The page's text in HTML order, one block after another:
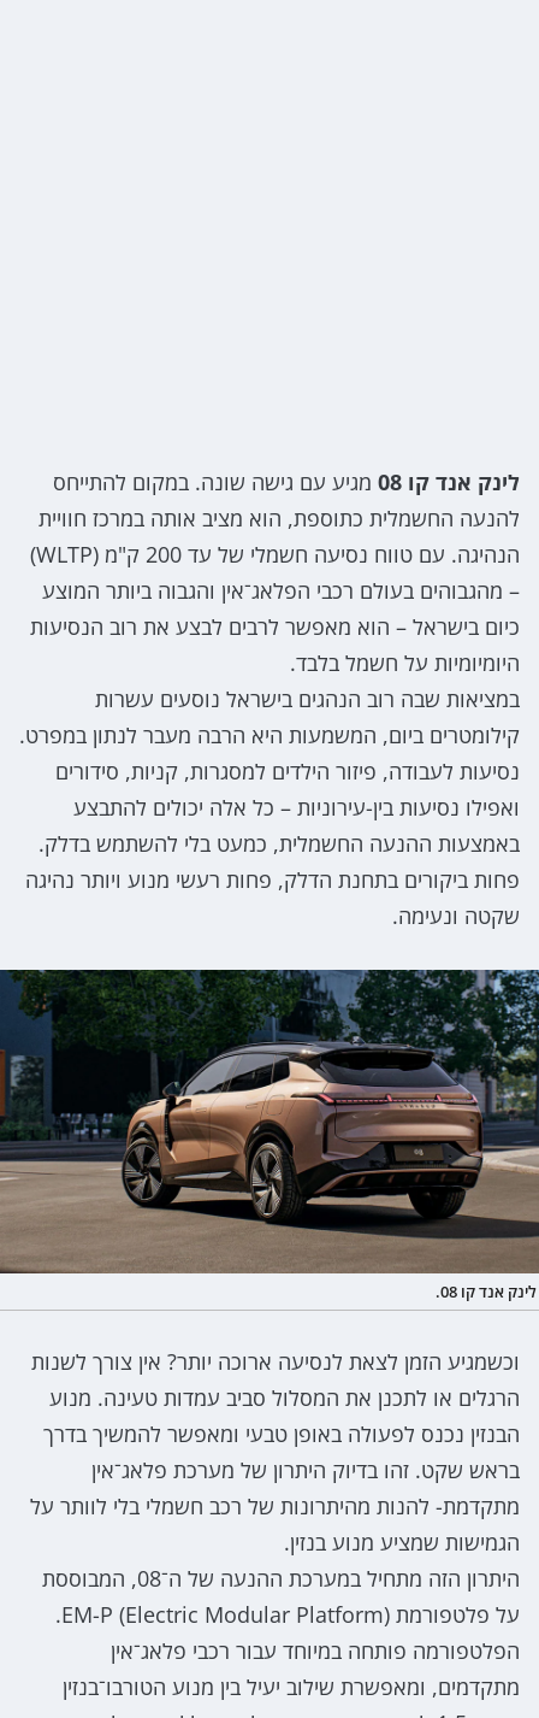
לינק אנד קו 08
מגיע עם גישה שונה. במקום להתייחס
להנעה החשמלית כתוספת, הוא מציב אותה במרכז חוויית
הנהיגה. עם טווח נסיעה חשמלי של עד 200 ק"מ (WLTP)
– מהגבוהים בעולם רכבי הפלאג־אין והגבוה ביותר המוצע
כיום בישראל – הוא מאפשר לרבים לבצע את רוב הנסיעות
היומיומיות על חשמל בלבד.
במציאות שבה רוב הנהגים בישראל נוסעים עשרות
קילומטרים ביום, המשמעות היא הרבה מעבר לנתון במפרט.
נסיעות לעבודה, פיזור הילדים למסגרות, קניות, סידורים
ואפילו נסיעות בין-עירוניות – כל אלה יכולים להתבצע
באמצעות ההנעה החשמלית, כמעט בלי להשתמש בדלק.
פחות ביקורים בתחנת הדלק, פחות רעשי מנוע ויותר נהיגה
שקטה ונעימה.
לינק אנד קו 08.
וכשמגיע הזמן לצאת לנסיעה ארוכה יותר? אין צורך לשנות
הרגלים או לתכנן את המסלול סביב עמדות טעינה. מנוע
הבנזין נכנס לפעולה באופן טבעי ומאפשר להמשיך בדרך
בראש שקט. זהו בדיוק היתרון של מערכת פלאג־אין
מתקדמת- להנות מהיתרונות של רכב חשמלי בלי לוותר על
הגמישות שמציע מנוע בנזין.
היתרון הזה מתחיל במערכת ההנעה של ה־08, המבוססת
על פלטפורמת EM-P (Electric Modular Platform).
הפלטפורמה פותחה במיוחד עבור רכבי פלאג־אין
מתקדמים, ומאפשרת שילוב יעיל בין מנוע הטורבו־בנזין